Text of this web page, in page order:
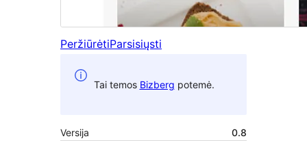
PeržiūrėtiParsisiųsti
Tai temos Bizberg potemė.
Versija
0.8